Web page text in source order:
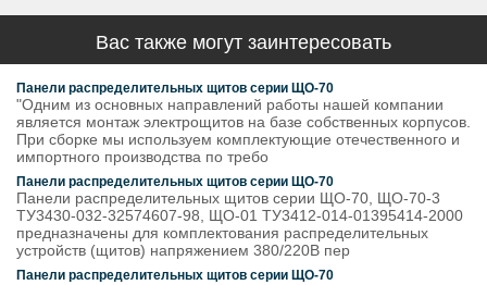
Вас также могут заинтересовать
Панели распределительных щитов серии ЩО-70
"Одним из основных направлений работы нашей компании
является монтаж электрощитов на базе собственных корпусов.
При сборке мы используем комплектующие отечественного и
импортного производства по требо
Панели распределительных щитов серии ЩО-70
Панели распределительных щитов серии ЩО-70, ЩО-70-3
ТУ3430-032-32574607-98, ЩО-01 ТУ3412-014-01395414-2000
предназначены для комплектования распределительных
устройств (щитов) напряжением 380/220В пер
Панели распределительных щитов серии ЩО-70